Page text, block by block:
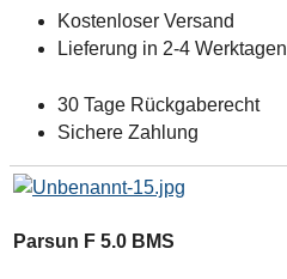
Kostenloser Versand
Lieferung in 2-4 Werktagen
30 Tage Rückgaberecht
Sichere Zahlung
Parsun F 5.0 BMS